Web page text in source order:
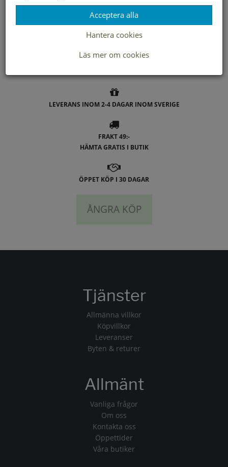
Lagerstatus per butik
LEVERANS INOM 2-4 DAGAR INOM SVERIGE
FRAKT 49:-
HÄMTA GRATIS I BUTIK
ÖPPET KÖP I 30 DAGAR
ÅNGRA KÖP
Acceptera alla
Hantera cookies
Läs mer om cookies
Tjänster
Allmänna villkor
Köpvillkor
Leveranser
Byten & returer
Allmänt
Vanliga frågor
Om oss
Kontakta oss
Öppettider
Våra butiker